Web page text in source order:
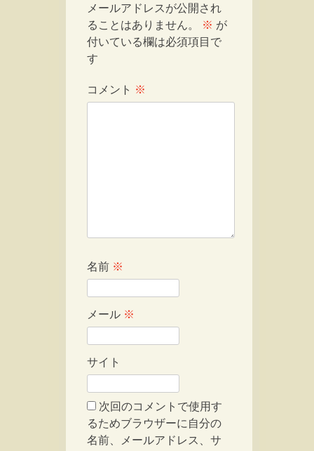
メールアドレスが公開され
ることはありません。
※ が
付いている欄は必須項目で
す
コメント ※
名前 ※
メール ※
サイト
次回のコメントで使用す
るためブラウザーに自分の
名前、メールアドレス、サ